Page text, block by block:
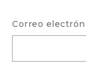
Correo